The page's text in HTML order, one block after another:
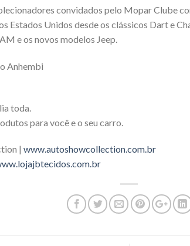
convidados pelo Mopar Clube
Estados Unidos desde os clássicos Dart e
e os novos modelos Jeep.
Anhembi
toda.
para você e o seu carro.
| www.autoshowcollection.com.br